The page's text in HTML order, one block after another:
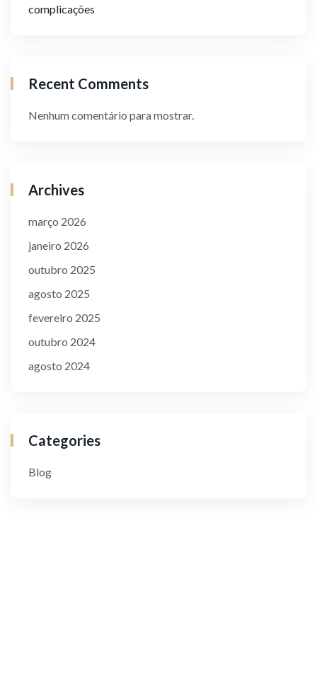
complicações
Recent Comments
Nenhum comentário para mostrar.
Archives
março 2026
janeiro 2026
outubro 2025
agosto 2025
fevereiro 2025
outubro 2024
agosto 2024
Categories
Blog